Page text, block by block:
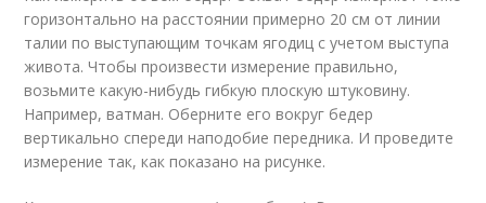
горизонтально на расстоянии примерно 20 см от линии
талии по выступающим точкам ягодиц с учетом выступа
живота. Чтобы произвести измерение правильно,
возьмите какую-нибудь гибкую плоскую штуковину.
Например, ватман. Оберните его вокруг бедер
вертикально спереди наподобие передника. И проведите
измерение так, как показано на рисунке.